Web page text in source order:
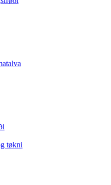
tøkni